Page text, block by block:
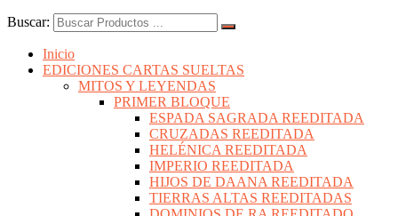
Buscar:
Inicio
EDICIONES CARTAS SUELTAS
MITOS Y LEYENDAS
PRIMER BLOQUE
ESPADA SAGRADA REEDITADA
CRUZADAS REEDITADA
HELÉNICA REEDITADA
IMPERIO REEDITADA
HIJOS DE DAANA REEDITADA
TIERRAS ALTAS REEDITADAS